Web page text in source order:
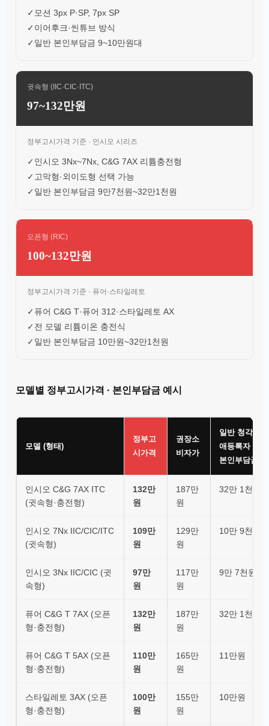
✓ 모션 3px P·SP, 7px SP
✓ 이어후크·씬튜브 방식
✓ 일반 본인부담금 9~10만원대
귓속형 (IIC·CIC·ITC)
97~132만원
정부고시가격 기준 · 인시오 시리즈
✓ 인시오 3Nx~7Nx, C&G 7AX 리튬충전형
✓ 고막형·외이도형 선택 가능
✓ 일반 본인부담금 9만7천원~32만1천원
오픈형 (RIC)
100~132만원
정부고시가격 기준 · 퓨어·스타일레토
✓ 퓨어 C&G T·퓨어 312·스타일레토 AX
✓ 전 모델 리튬이온 충전식
✓ 일반 본인부담금 10만원~32만1천원
모델별 정부고시가격 · 본인부담금 예시
모델 (형태)
정부고
시가격
권장소
비자가
일반 청각장
애등록자
본인부담금
인시오 C&G 7AX ITC
(귓속형·충전형)
132만
원
187만
원
32만 1천원
인시오 7Nx IIC/CIC/ITC
(귓속형)
109만
원
129만
원
10만 9천원
인시오 3Nx IIC/CIC (귓
속형)
97만
원
117만
원
9만 7천원
퓨어 C&G T 7AX (오픈
형·충전형)
132만
원
187만
원
32만 1천원
퓨어 C&G T 5AX (오픈
형·충전형)
110만
원
165만
원
11만원
스타일레토 3AX (오픈
형·충전형)
100만
원
155만
원
10만원